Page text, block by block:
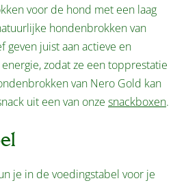
voor de hond met een laag
hondenbrokken van
geven juist aan actieve en
zodat ze een topprestatie
van Nero Gold kan
uit een van onze snackboxen.
je in de voedingstabel voor je